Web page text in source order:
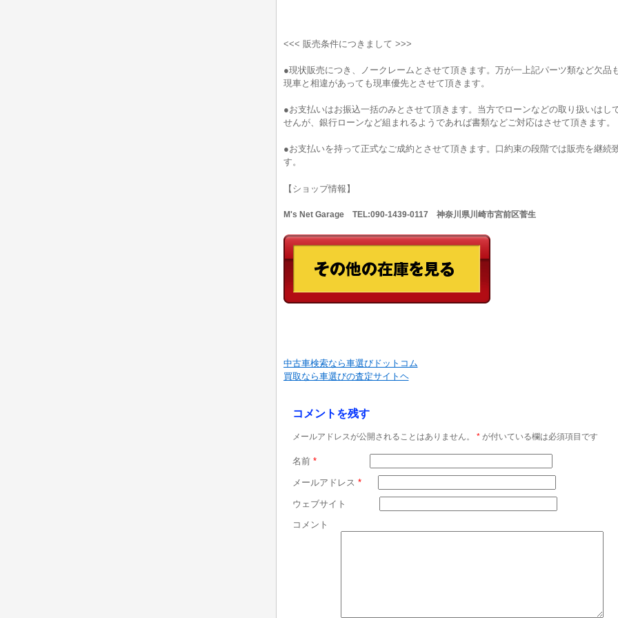
<<< 販売条件につきまして >>>
●現状販売につき、ノークレームとさせて頂きます。万が一上記パーツ類など欠品
現車と相違があっても現車優先とさせて頂きます。
●お支払いはお振込一括のみとさせて頂きます。当方でローンなどの取り扱いはし
せんが、銀行ローンなど組まれるようであれば書類などご対応はさせて頂きます。
●お支払いを持って正式なご成約とさせて頂きます。口約束の段階では販売を継続
す。
【ショップ情報】
M's Net Garage TEL:090-1439-0117 神奈川県川崎市宮前区菅生
中古車検索なら車選びドットコム
買取なら車選びの査定サイトヘ
コメントを残す
メールアドレスが公開されることはありません。 *が付いている欄は必須項目です
名前 *
メールアドレス *
ウェブサイト
コメント